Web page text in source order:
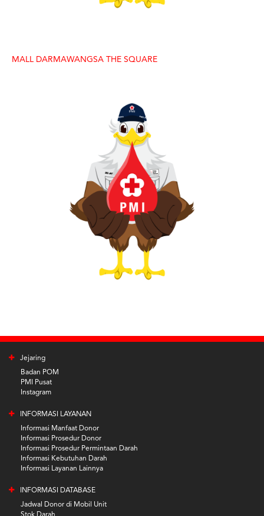
MALL DARMAWANGSA THE SQUARE
Jejaring
Badan POM
PMI Pusat
Instagram
INFORMASI LAYANAN
Informasi Manfaat Donor
Informasi Prosedur Donor
Informasi Prosedur Permintaan Darah
Informasi Kebutuhan Darah
Informasi Layanan Lainnya
INFORMASI DATABASE
Jadwal Donor di Mobil Unit